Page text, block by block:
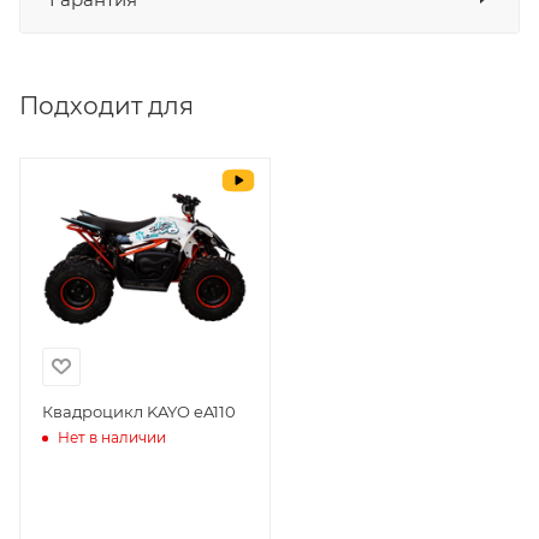
Уважаемые пользователи, в настоящем
которыми необходимо ознакомиться
покупателю, в случае приобретения
товара в нашем салоне. Здесь
размещены общие сведения по
решению возможных гарантийных
случаев и образцы необходимых для
гарантийные обязательства на
приобретаемую технику подробно
Подходит для
Квадроцикл KAYO eA110
Нет в наличии